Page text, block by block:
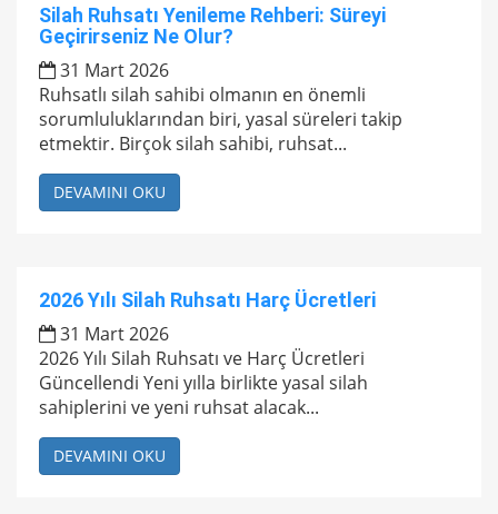
Silah Ruhsatı Yenileme Rehberi: Süreyi
Geçirirseniz Ne Olur?
31 Mart 2026
Ruhsatlı silah sahibi olmanın en önemli
sorumluluklarından biri, yasal süreleri takip
etmektir. Birçok silah sahibi, ruhsat...
DEVAMINI OKU
2026 Yılı Silah Ruhsatı Harç Ücretleri
31 Mart 2026
2026 Yılı Silah Ruhsatı ve Harç Ücretleri
Güncellendi Yeni yılla birlikte yasal silah
sahiplerini ve yeni ruhsat alacak...
DEVAMINI OKU